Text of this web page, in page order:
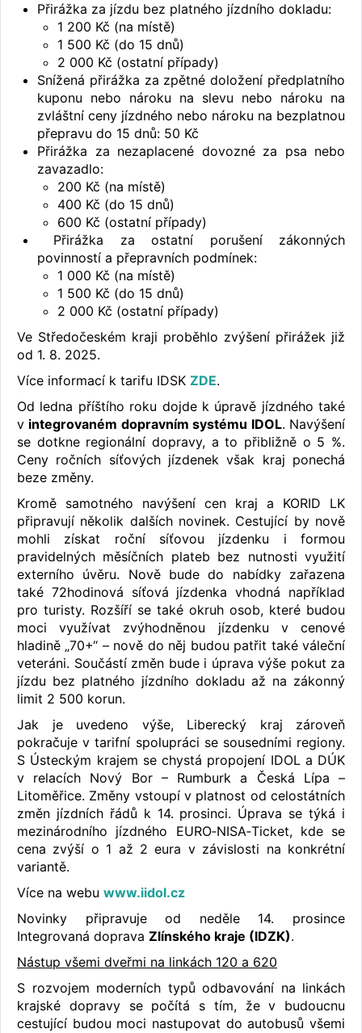
Přirážka za jízdu bez platného jízdního dokladu:
1 200 Kč (na místě)
1 500 Kč (do 15 dnů)
2 000 Kč (ostatní případy)
Snížená přirážka za zpětné doložení předplatního
kuponu nebo nároku na slevu nebo nároku na
zvláštní ceny jízdného nebo nároku na bezplatnou
přepravu do 15 dnů: 50 Kč
Přirážka za nezaplacené dovozné za psa nebo
zavazadlo:
200 Kč (na místě)
400 Kč (do 15 dnů)
600 Kč (ostatní případy)
Přirážka za ostatní porušení zákonných
povinností a přepravních podmínek:
1 000 Kč (na místě)
1 500 Kč (do 15 dnů)
2 000 Kč (ostatní případy)
Ve Středočeském kraji proběhlo zvýšení přirážek již
od 1. 8. 2025.
Více informací k tarifu IDSK ZDE.
Od ledna příštího roku dojde k úpravě jízdného také
v integrovaném dopravním systému IDOL. Navýšení
se dotkne regionální dopravy, a to přibližně o 5 %.
Ceny ročních síťových jízdenek však kraj ponechá
beze změny.
Kromě samotného navýšení cen kraj a KORID LK
připravují několik dalších novinek. Cestující by nově
mohli získat roční síťovou jízdenku i formou
pravidelných měsíčních plateb bez nutnosti využití
externího úvěru. Nově bude do nabídky zařazena
také 72hodinová síťová jízdenka vhodná například
pro turisty. Rozšíří se také okruh osob, které budou
moci využívat zvýhodněnou jízdenku v cenové
hladině „70+“ – nově do něj budou patřit také váleční
veteráni. Součástí změn bude i úprava výše pokut za
jízdu bez platného jízdního dokladu až na zákonný
limit 2 500 korun.
Jak je uvedeno výše, Liberecký kraj zároveň
pokračuje v tarifní spolupráci se sousedními regiony.
S Ústeckým krajem se chystá propojení IDOL a DÚK
v relacích Nový Bor – Rumburk a Česká Lípa –
Litoměřice. Změny vstoupí v platnost od celostátních
změn jízdních řádů k 14. prosinci. Úprava se týká i
mezinárodního jízdného EURO‑NISA‑Ticket, kde se
cena zvýší o 1 až 2 eura v závislosti na konkrétní
variantě.
Více na webu www.iidol.cz
Novinky připravuje od neděle 14. prosince
Integrovaná doprava Zlínského kraje (IDZK).
Nástup všemi dveřmi na linkách 120 a 620
S rozvojem moderních typů odbavování na linkách
krajské dopravy se počítá s tím, že v budoucnu
cestující budou moci nastupovat do autobusů všemi